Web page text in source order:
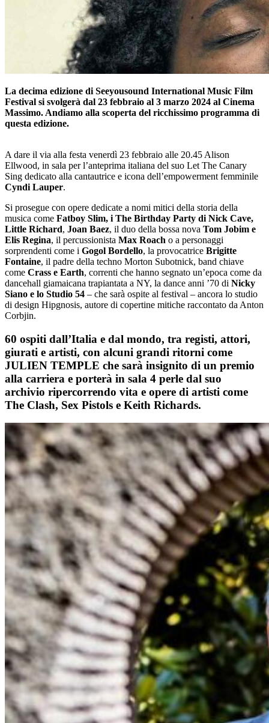
La decima edizione di Seeyousound International Music Film
Festival si svolgerà dal 23 febbraio al 3 marzo 2024 al Cinema
Massimo. Andiamo alla scoperta del ricchissimo programma di
questa edizione.
A dare il via alla festa venerdì 23 febbraio alle 20.45 Alison
Ellwood, in sala per l’anteprima italiana del suo Let The Canary
Sing dedicato alla cantautrice e icona dell’empowerment femminile
Cyndi Lauper.
Si prosegue con opere dedicate a nomi mitici della storia della
musica come Fatboy Slim, i The Birthday Party di Nick Cave,
Little Richard, Joan Baez, il duo della bossa nova Tom Jobim e
Elis Regina, il percussionista Max Roach o a personaggi
sorprendenti come i Gogol Bordello, la provocatrice Brigitte
Fontaine, il padre della techno Morton Subotnick, band chiave
come Crass e Earth, correnti che hanno segnato un’epoca come da
dancehall giamaicana trapiantata a NY, la dance anni ’70 di Nicky
Siano e lo Studio 54 – che sarà ospite al festival – ancora lo studio
di design Hipgnosis, autore di copertine mitiche raccontato da Anton
Corbjin.
60 ospiti dall’Italia e dal mondo, tra registi, attori,
giurati e artisti, con alcuni grandi ritorni come
JULIEN TEMPLE che sarà insignito di un premio
alla carriera e porterà in sala 4 perle dal suo
archivio ripercorrendo vita e opere di artisti come
The Clash, Sex Pistols e Keith Richards.